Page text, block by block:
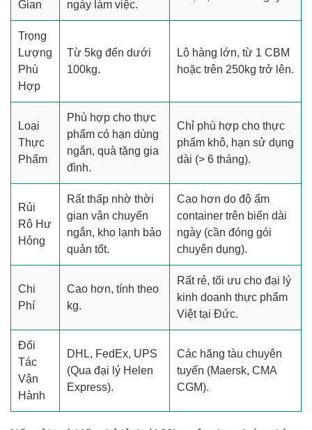
Gian ngày làm việc.
Trọng
Lượng
Phù
Hợp
Từ 5kg đến dưới
100kg.
Lô hàng lớn, từ 1 CBM
hoặc trên 250kg trở lên.
Loại
Thực
Phẩm
Phù hợp cho thực
phẩm có hạn dùng
ngắn, quà tặng gia
đình.
Chỉ phù hợp cho thực
phẩm khô, hạn sử dụng
dài (> 6 tháng).
Rủi
Rô Hư
Hỏng
Rất thấp nhờ thời
gian vận chuyển
ngắn, kho lạnh bảo
quản tốt.
Cao hơn do độ ẩm
container trên biển dài
ngày (cần đóng gói
chuyên dụng).
Chi
Phí
Cao hơn, tính theo
kg.
Rất rẻ, tối ưu cho đại lý
kinh doanh thực phẩm
Việt tại Đức.
Đối
Tác
Vận
Hành
DHL, FedEx, UPS
(Qua đại lý Helen
Express).
Các hãng tàu chuyên
tuyến (Maersk, CMA
CGM).